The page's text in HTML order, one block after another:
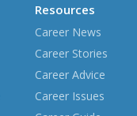
Resources
Career News
Career Stories
Career Advice
Career Issues